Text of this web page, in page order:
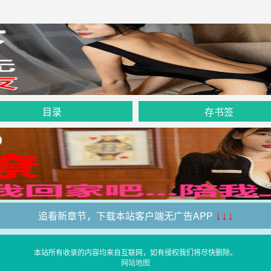
目录 存书签
追看新章节，下载本站客户端无广告APP ↓↓↓
本站所有收录的内容均来自互联网，如有侵权我们将尽快删除。
网站地图